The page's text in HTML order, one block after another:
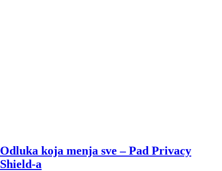
Odluka koja menja sve – Pad Privacy
Shield-a